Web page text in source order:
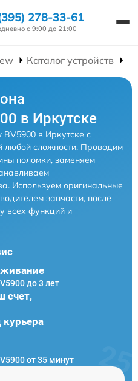
278-33-61
с 9:00 до 21:00
Каталог устройств
в Иркутске
в Иркутске с
любой сложности. Проводим
поломки, заменяем
Используем оригинальные
запчасти, после
всех функций и
до 3 лет
счет,
от 35 минут